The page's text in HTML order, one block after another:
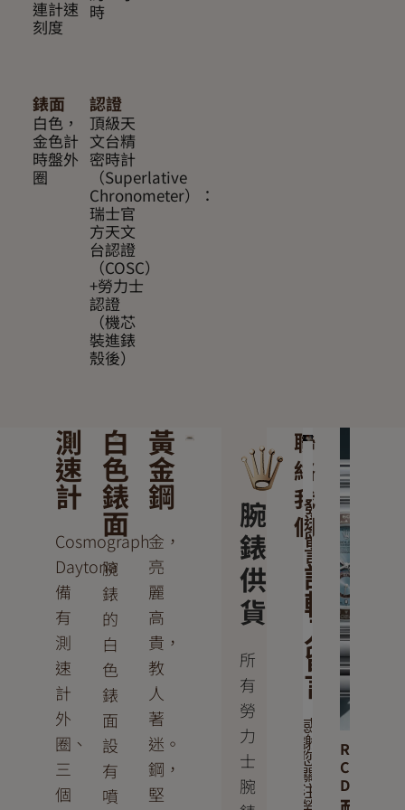
錶面
白色，
金色計
時盤外
圈
連計速
刻度
時
認證
頂級天
文台精
密時計
（Superlative
Chronometer）：
瑞士官
方天文
台認證
（COSC）
+勞力士
認證
（機芯
裝進錶
殼後）
測
速
計
Cosmograph
Daytona
備
有
測
速
計
外
圈、
三
個
白
色
錶
面
腕
錶
的
白
色
錶
面
設
有
噴
黃
金
鋼
金，
亮
麗
高
貴，
教
人
著
迷。
鋼，
堅
腕
錶
供
貨
所
有
勞
力
士
腕
聯
絡
我
們
發
送
留
言
請
輸
入
留
言
感
謝
您
關
注
Rolex
Daytona